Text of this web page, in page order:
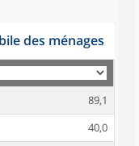
des ménages
89,1
40,0